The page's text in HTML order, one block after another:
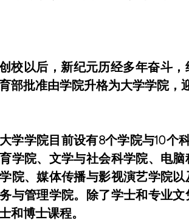
校以后，新纪元历经多年奋斗
部批准由学院升格为大学学院，
学学院目前设有8个学院与10个
学院、文学与社会科学院、电
院、媒体传播与影视演艺学院以
与管理学院。除了学士和专业
和博士课程。